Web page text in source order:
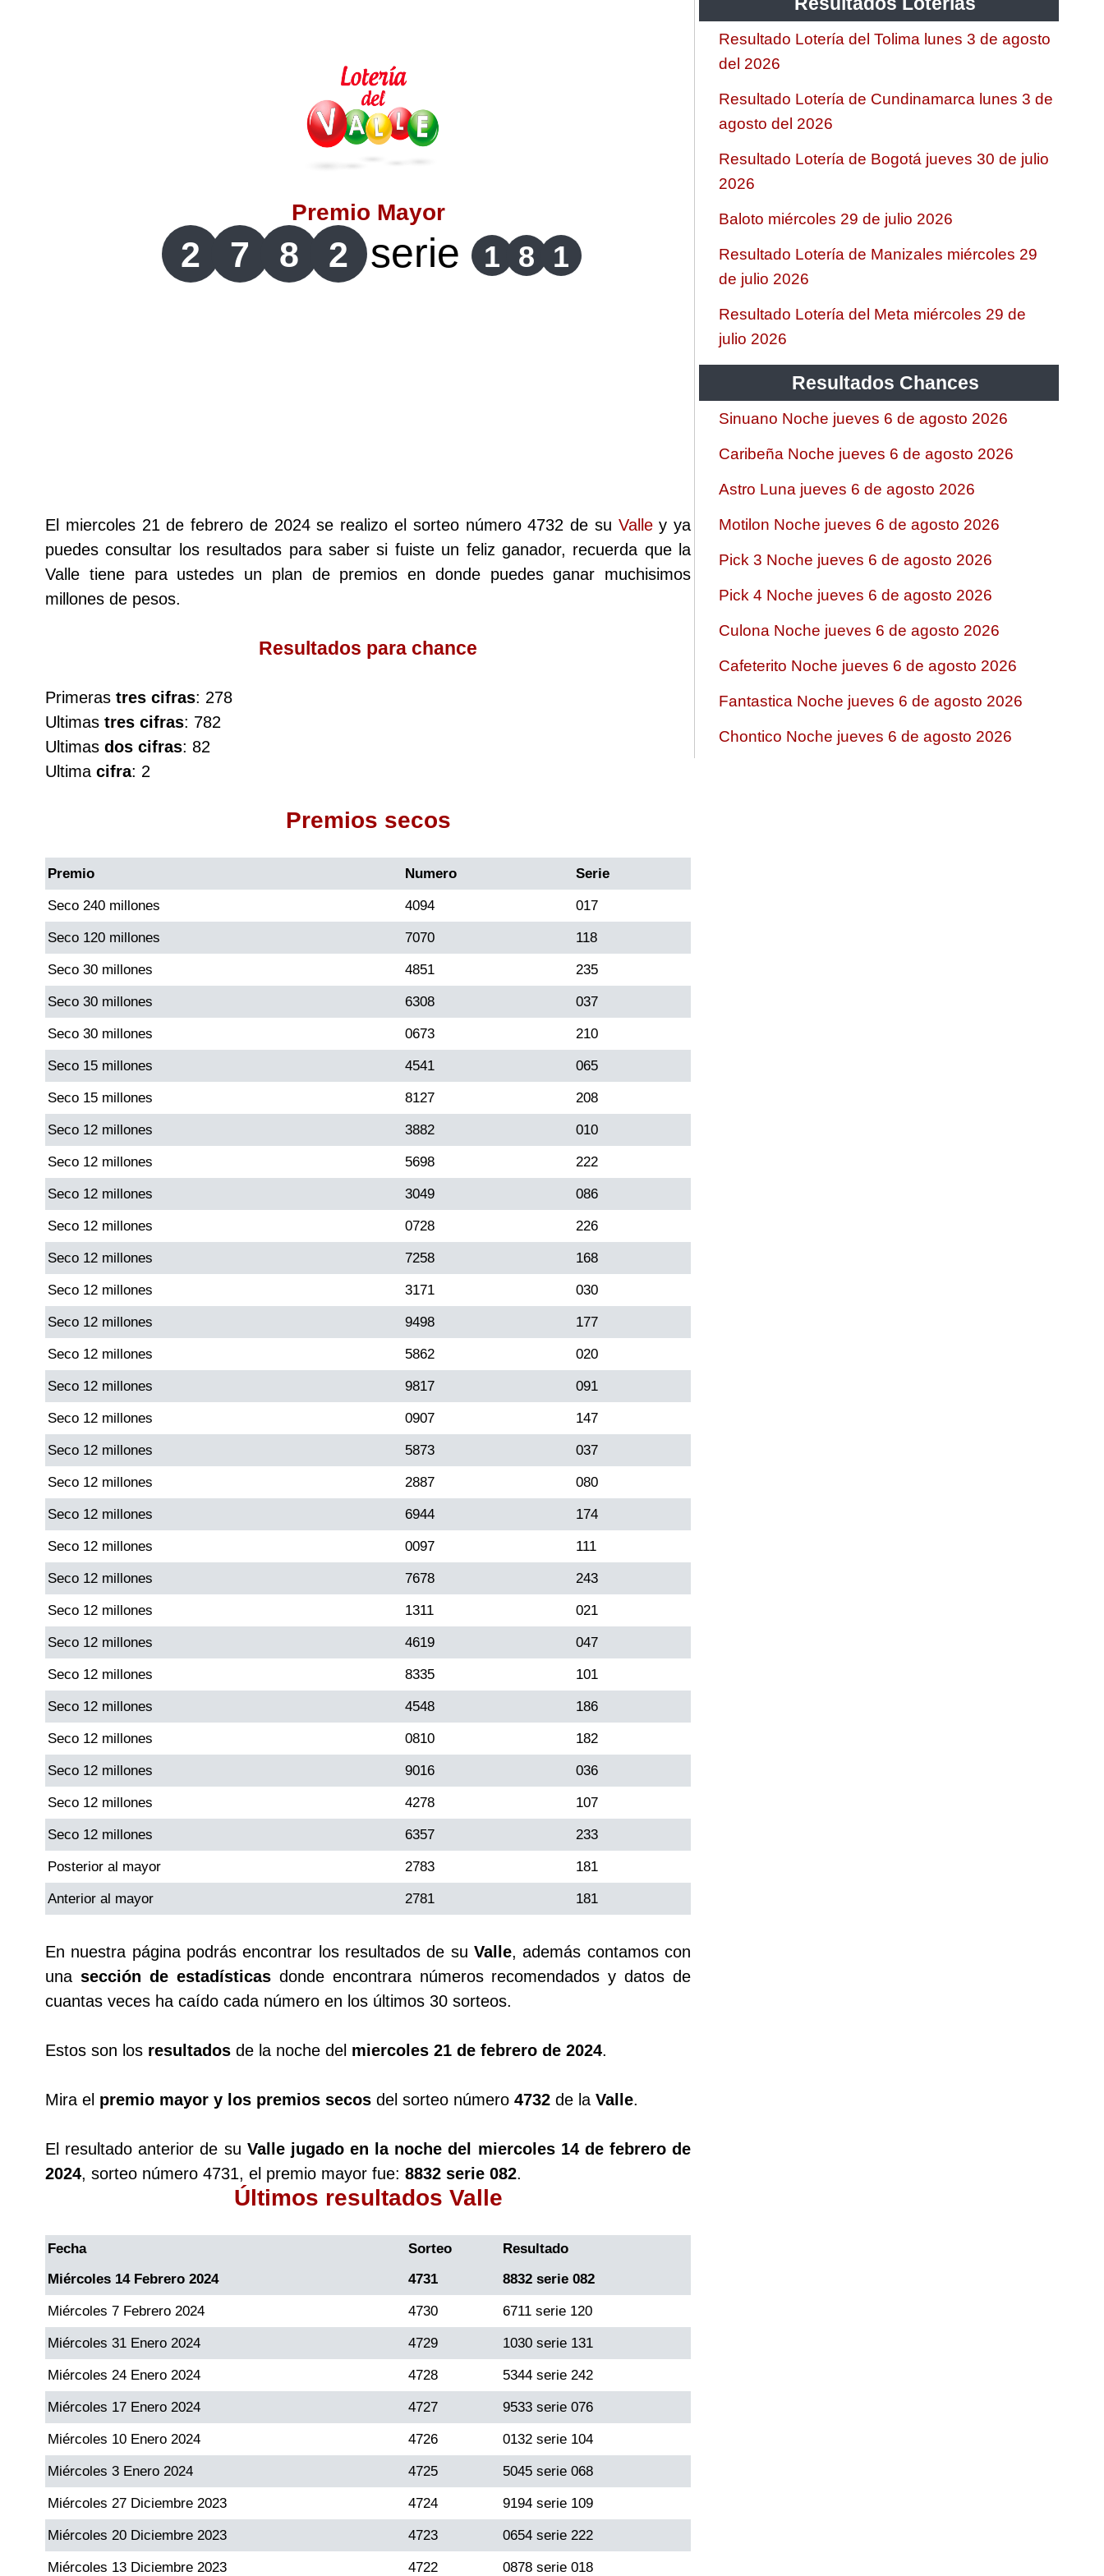
Lotería de Risaralda
Antioqueñita Día
Antioqueñita Tarde
Astro Luna
Cafeterito Tarde
Caribeña Noche
Chontico Día
Chontico Noche
Culona día
Culona noche
Dorado Mañana
Dorado Tarde
Dorado Noche
Fantástica Día
Fantástica Noche
Motilon Tarde
Motilon Noche
Paisita Día
Paisita Noche
Paisita 3
Pick 3 Día
Pick 3 Noche
Pick 4 Día
Pick 4 Noche
Pijao de Oro
Saman de la suerte
Sinuano Noche
Premio Mayor
2 7 8 2 serie 1 8 1
El miercoles 21 de febrero de 2024 se realizo el sorteo número 4732 de su Valley ya
puedes consultar los resultados para saber si fuiste un feliz ganador, recuerda que la
Valle tiene para ustedes un plan de premios en donde puedes ganar muchisimos
millones de pesos.
Resultados para chance
Primeras tres cifras: 278
Ultimas tres cifras: 782
Ultimas dos cifras: 82
Ultima cifra: 2
Premios secos
Premio Numero Serie
Seco 240 millones 4094 017
Seco 120 millones 7070 118
Seco 30 millones 4851 235
Seco 30 millones 6308 037
Seco 30 millones 0673 210
Seco 15 millones 4541 065
Seco 15 millones 8127 208
Seco 12 millones 3882 010
Seco 12 millones 5698 222
Seco 12 millones 3049 086
Seco 12 millones 0728 226
Seco 12 millones 7258 168
Seco 12 millones 3171 030
Seco 12 millones 9498 177
Seco 12 millones 5862 020
Seco 12 millones 9817 091
Seco 12 millones 0907 147
Seco 12 millones 5873 037
Seco 12 millones 2887 080
Seco 12 millones 6944 174
Seco 12 millones 0097 111
Seco 12 millones 7678 243
Seco 12 millones 1311 021
Seco 12 millones 4619 047
Seco 12 millones 8335 101
Seco 12 millones 4548 186
Seco 12 millones 0810 182
Seco 12 millones 9016 036
Seco 12 millones 4278 107
Seco 12 millones 6357 233
Posterior al mayor 2783 181
Anterior al mayor 2781 181
En nuestra página podrás encontrar los resultados de suValle, además contamos con
una sección de estadísticasdonde encontrara números recomendados y datos de
cuantas veces ha caído cada número en los últimos 30 sorteos.
Estos son los resultados de la noche del miercoles 21 de febrero de 2024.
Mira el premio mayor y los premios secos del sorteo número 4732 de la Valle.
El resultado anterior de su Valle jugado en la noche del miercoles 14 de febrero de
2024, sorteo número 4731, el premio mayor fue: 8832 serie 082.
Últimos resultados Valle
Fecha Sorteo
Resultado
Miércoles 14 Febrero 2024
4731 8832 serie 082
Miércoles 7 Febrero 2024 4730 6711 serie 120
Miércoles 31 Enero 2024 4729 1030 serie 131
Miércoles 24 Enero 2024 4728 5344 serie 242
Miércoles 17 Enero 2024 4727 9533 serie 076
Miércoles 10 Enero 2024 4726 0132 serie 104
Miércoles 3 Enero 2024 4725 5045 serie 068
Miércoles 27 Diciembre 2023 4724 9194 serie 109
Miércoles 20 Diciembre 2023 4723 0654 serie 222
Miércoles 13 Diciembre 2023 4722 0878 serie 018
Resultado Lotería del Tolima lunes 3 de agosto
del 2026
Resultado Lotería de Cundinamarca lunes 3 de
agosto del 2026
Resultado Lotería de Bogotá jueves 30 de julio
2026
Baloto miércoles 29 de julio 2026
Resultado Lotería de Manizales miércoles 29
de julio 2026
Resultado Lotería del Meta miércoles 29 de
julio 2026
Resultados Chances
Sinuano Noche jueves 6 de agosto 2026
Caribeña Noche jueves 6 de agosto 2026
Astro Luna jueves 6 de agosto 2026
Motilon Noche jueves 6 de agosto 2026
Pick 3 Noche jueves 6 de agosto 2026
Pick 4 Noche jueves 6 de agosto 2026
Culona Noche jueves 6 de agosto 2026
Cafeterito Noche jueves 6 de agosto 2026
Fantastica Noche jueves 6 de agosto 2026
Chontico Noche jueves 6 de agosto 2026